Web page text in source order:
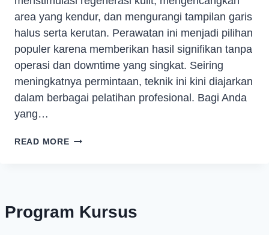
area yang kendur, dan mengurangi tampilan garis
halus serta kerutan. Perawatan ini menjadi pilihan
populer karena memberikan hasil signifikan tanpa
operasi dan downtime yang singkat. Seiring
meningkatnya permintaan, teknik ini kini diajarkan
dalam berbagai pelatihan profesional. Bagi Anda
yang…
READ MORE
Program Kursus